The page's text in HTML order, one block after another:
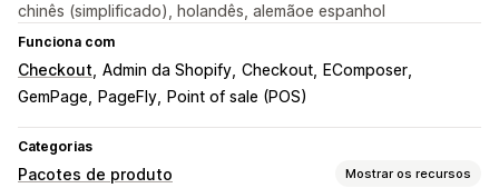
chinês (simplificado), holandês, alemãoe espanhol
Funciona com
Checkout Admin da Shopify Checkout
EComposer
GemPage
PageFly Point of sale (POS)
Categorias
Pacotes de produto Mostrar os recursos